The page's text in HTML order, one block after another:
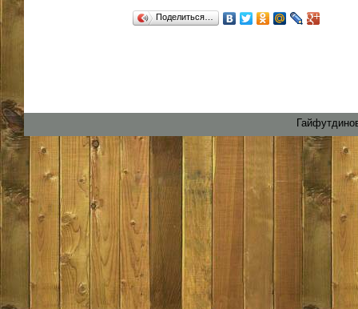
Поделиться…